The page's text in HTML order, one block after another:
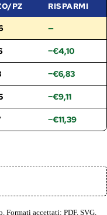
PZ RISPARMI
—
−€4,10
−€6,83
−€9,11
−€11,39
accettati: PDF, SVG,